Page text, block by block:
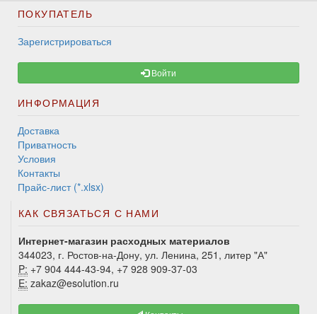
ПОКУПАТЕЛЬ
Зарегистрироваться
Войти
ИНФОРМАЦИЯ
Доставка
Приватность
Условия
Контакты
Прайс-лист (*.xlsx)
КАК СВЯЗАТЬСЯ С НАМИ
Интернет-магазин расходных материалов
344023, г. Ростов-на-Дону, ул. Ленина, 251, литер "А"
P: +7 904 444-43-94, +7 928 909-37-03
E: zakaz@esolution.ru